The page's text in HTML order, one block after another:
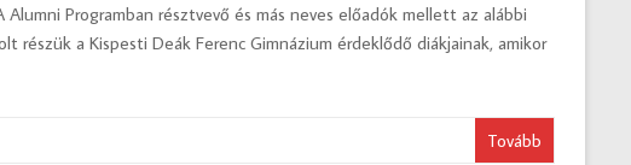
Programban résztvevő és más neves előadók mellett az alábbi
a Kispesti Deák Ferenc Gimnázium érdeklődő diákjainak, amikor
Tovább